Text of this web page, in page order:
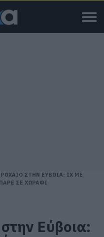
ΣΤΗΝ ΕΥΒΟΙΑ: ΙΧ ΜΕ
ΣΕ ΧΩΡΑΦΙ
Εύβοια: